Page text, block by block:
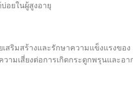
อยในผู้สูงอายุ
สริมสร้างและรักษาความแข็งแรงของ
ามเสี่ยงต่อการเกิดกระดูกพรุนและอา